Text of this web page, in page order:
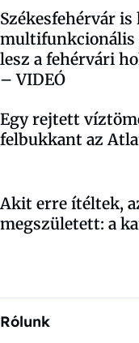
Székesfehérvár is
multifunkcionális
lesz a fehérvári
– VIDEÓ
Egy rejtett
felbukkant az
Akit erre ítéltek,
megszületett: a
Rólunk